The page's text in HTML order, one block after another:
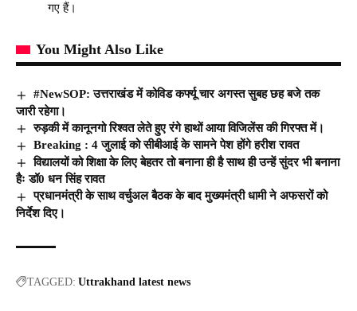
गए हैं।
You Might Also Like
#NewSOP: उत्तराखंड में कोविड कर्फ्यू चार अगस्त सुबह छह बजे तक
जारी रहेगा।
रुड़की में कानूनगो रिश्वत लेते हुए रंगे हाथों आया विजिलेंस की गिरफ्त में।
Breaking : 4 जुलाई को सीबीआई के सामने पेश होंगे हरीश रावत
विद्यालयों को शिक्षा के लिए बेहतर तो बनाना ही है साथ ही उन्हें सुंदर भी बनाना
हैः डॉ0 धन सिंह रावत
प्रधानमंत्री के साथ वर्चुअल बैठक के बाद मुख्यमंत्री धामी ने अफसरों को
निर्देश दिए।
TAGGED: Uttrakhand latest news